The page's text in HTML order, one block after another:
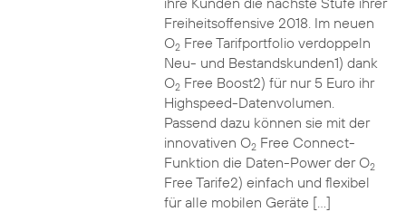
Freiheitsoffensive 2018. Im neuen
O2Free Tarifportfolio verdoppeln
Neu- und Bestandskunden1) dank
O2Free Boost2) für nur 5 Euro ihr
Highspeed-Datenvolumen.
Passend dazu können sie mit der
innovativen O2Free Connect-
Funktion die Daten-Power der O2
Free Tarife2) einfach und flexibel
für alle mobilen Geräte […]